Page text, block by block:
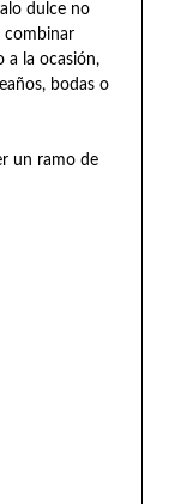
dulce no
combinar
a la ocasión,
bodas o
un ramo de